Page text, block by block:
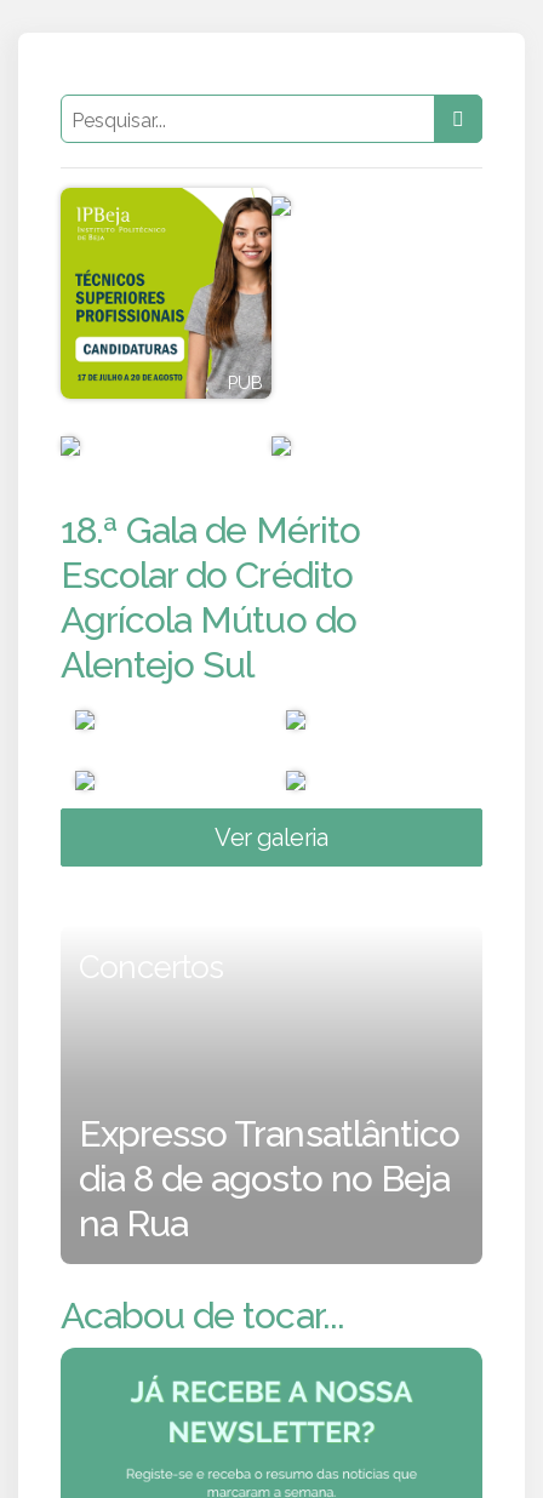
PUB
18.ª Gala de Mérito
Escolar do Crédito
Agrícola Mútuo do
Alentejo Sul
Ver galeria
Concertos
Expresso Transatlântico
dia 8 de agosto no Beja
na Rua
Acabou de tocar...